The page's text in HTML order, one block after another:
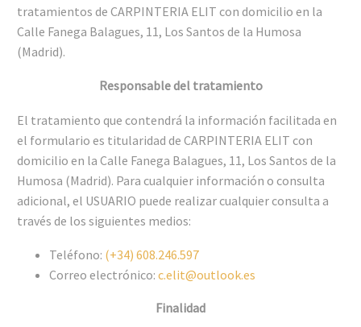
tratamientos de CARPINTERIA ELIT con domicilio en la
Calle Fanega Balagues, 11, Los Santos de la Humosa
(Madrid).
Responsable del tratamiento
El tratamiento que contendrá la información facilitada en
el formulario es titularidad de CARPINTERIA ELIT con
domicilio en la Calle Fanega Balagues, 11, Los Santos de la
Humosa (Madrid). Para cualquier información o consulta
adicional, el USUARIO puede realizar cualquier consulta a
través de los siguientes medios:
Teléfono: (+34) 608.246.597
Correo electrónico: c.elit@outlook.es
Finalidad